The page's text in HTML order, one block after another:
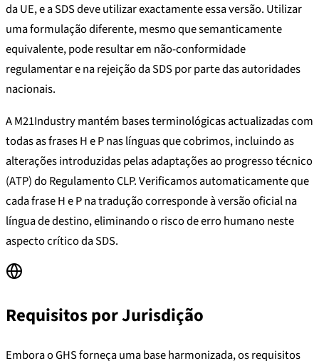
da UE, e a SDS deve utilizar exactamente essa versão. Utilizar
uma formulação diferente, mesmo que semanticamente
equivalente, pode resultar em não-conformidade
regulamentar e na rejeição da SDS por parte das autoridades
nacionais.
A M21Industry mantém bases terminológicas actualizadas com
todas as frases H e P nas línguas que cobrimos, incluindo as
alterações introduzidas pelas adaptações ao progresso técnico
(ATP) do Regulamento CLP. Verificamos automaticamente que
cada frase H e P na tradução corresponde à versão oficial na
língua de destino, eliminando o risco de erro humano neste
aspecto crítico da SDS.
Requisitos por Jurisdição
Embora o GHS forneça uma base harmonizada, os requisitos